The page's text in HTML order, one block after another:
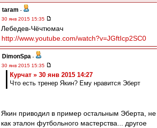
taram -
30 янв 2015 15:35
Лебедев-Чёчтюмач
http://www.youtube.com/watch?v=JGftIcp2SC0
DimonSpa -
30 янв 2015 15:35
Курчат » 30 янв 2015 14:27
Что есть тренер Якин? Ему нравится Эберт
Якин приводил в пример остальным Эберта, не
как эталон футбольного мастерства... другое